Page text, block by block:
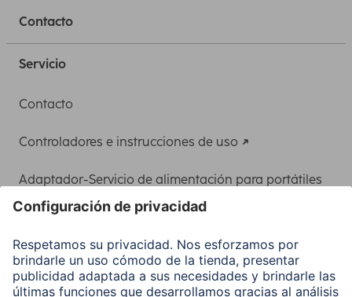
Contacto
Servicio
Contacto
Controladores e instrucciones de uso
Adaptador-Servicio de alimentación para portátiles
Clientes online